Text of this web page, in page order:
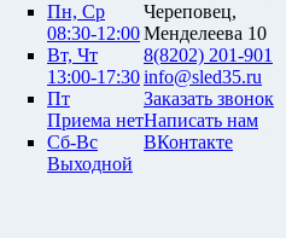
Пн, Ср
08:30-12:00
Вт, Чт
13:00-17:30
Пт
Приема нет
Сб-Вс
Выходной
Череповец,
Менделеева 10
8(8202) 201-901
info@sled35.ru
Заказать звонок
Написать нам
ВКонтакте